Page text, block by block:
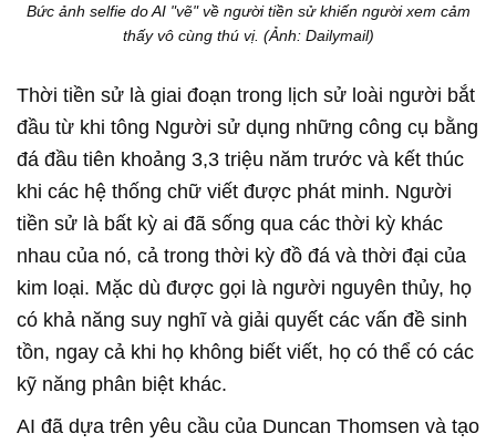
Bức ảnh selfie do AI "vẽ" về người tiền sử khiến người xem cảm
thấy vô cùng thú vị. (Ảnh: Dailymail)
Thời tiền sử là giai đoạn trong lịch sử loài người bắt
đầu từ khi tông Người sử dụng những công cụ bằng
đá đầu tiên khoảng 3,3 triệu năm trước và kết thúc
khi các hệ thống chữ viết được phát minh. Người
tiền sử là bất kỳ ai đã sống qua các thời kỳ khác
nhau của nó, cả trong thời kỳ đồ đá và thời đại của
kim loại. Mặc dù được gọi là người nguyên thủy, họ
có khả năng suy nghĩ và giải quyết các vấn đề sinh
tồn, ngay cả khi họ không biết viết, họ có thể có các
kỹ năng phân biệt khác.
AI đã dựa trên yêu cầu của Duncan Thomsen và tạo